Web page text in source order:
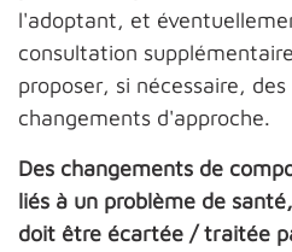
l'adoptant, et
consultation
proposer, si nécessaire,
changements d'approche.
Des changements de
liés à un problème de
doit être écartée / traitée